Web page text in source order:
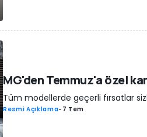
MG'den Temmuz'a özel
Tüm modellerde geçerli fırsatlar
Resmi Açıklama- 7 Tem